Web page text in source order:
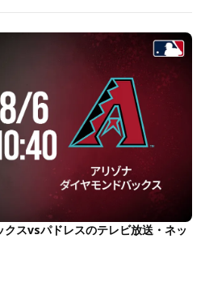
クスvsパドレスのテレビ放送・ネッ